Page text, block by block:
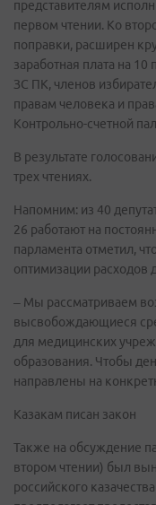
представителям
первом чтении. Ко
поправки, расширен
заработная плата на
ЗС ПК, членов
правам человека и
Контрольно-счетной
В результате
трех чтениях.
Напомним: из 40
26 работают на
парламента отметил,
оптимизации расходов
– Мы рассматриваем
высвобождающиеся
для медицинских
образования. Чтобы
направлены на
Казакам писан закон
Также на обсуждение
втором чтении) был
российского